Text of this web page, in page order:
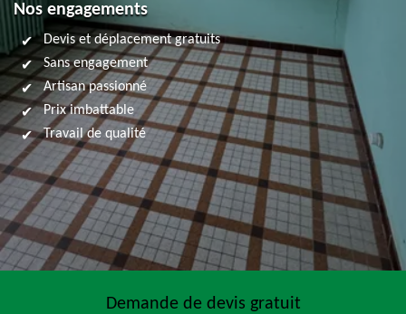
Nos engagements
Devis et déplacement gratuits
Sans engagement
Artisan passionné
Prix imbattable
Travail de qualité
Demande de devis gratuit